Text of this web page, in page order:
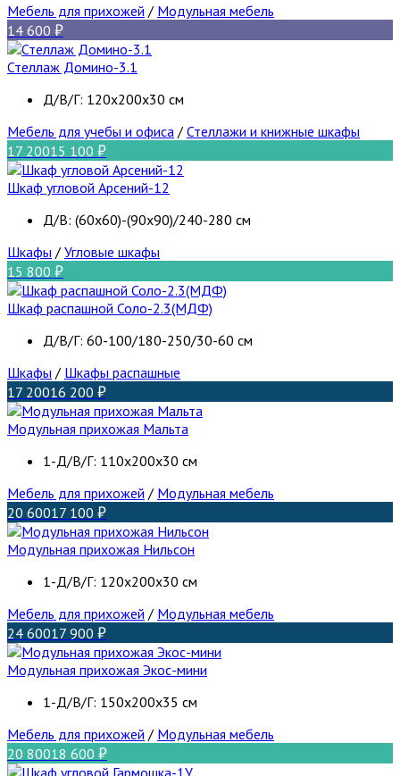
Мебель для прихожей / Модульная мебель
14 600
Стеллаж Домино-3.1
Д/В/Г: 120х200х30 см
Мебель для учебы и офиса / Стеллажи и книжные шкафы
17 20015 100
Шкаф угловой Арсений-12
Д/В: (60х60)-(90х90)/240-280 см
Шкафы / Угловые шкафы
15 800
Шкаф распашной Соло-2.3(МДФ)
Д/В/Г: 60-100/180-250/30-60 см
Шкафы / Шкафы распашные
17 20016 200
Модульная прихожая Мальта
1-Д/В/Г: 110x200x30 см
Мебель для прихожей / Модульная мебель
20 60017 100
Модульная прихожая Нильсон
1-Д/В/Г: 120x200x30 см
Мебель для прихожей / Модульная мебель
24 60017 900
Модульная прихожая Экос-мини
1-Д/В/Г: 150х200х35 см
Мебель для прихожей / Модульная мебель
20 80018 600